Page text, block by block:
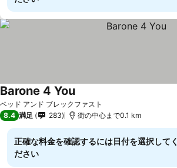
ベッド アンド ブレックファスト
Barone 4 You料金を表示
8.4 満足 283 街の中心まで0.1 km
正確な料金を確認するには日付を選択してく
ださい